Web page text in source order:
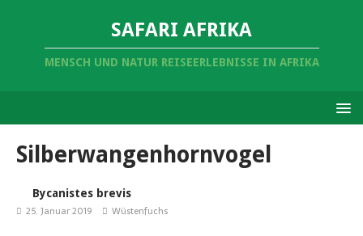
SAFARI AFRIKA
MENSCH UND NATUR REISEERLEBNISSE IN AFRIKA
Silberwangenhornvogel
Bycanistes brevis
25. Januar 2019 Wüstenfuchs